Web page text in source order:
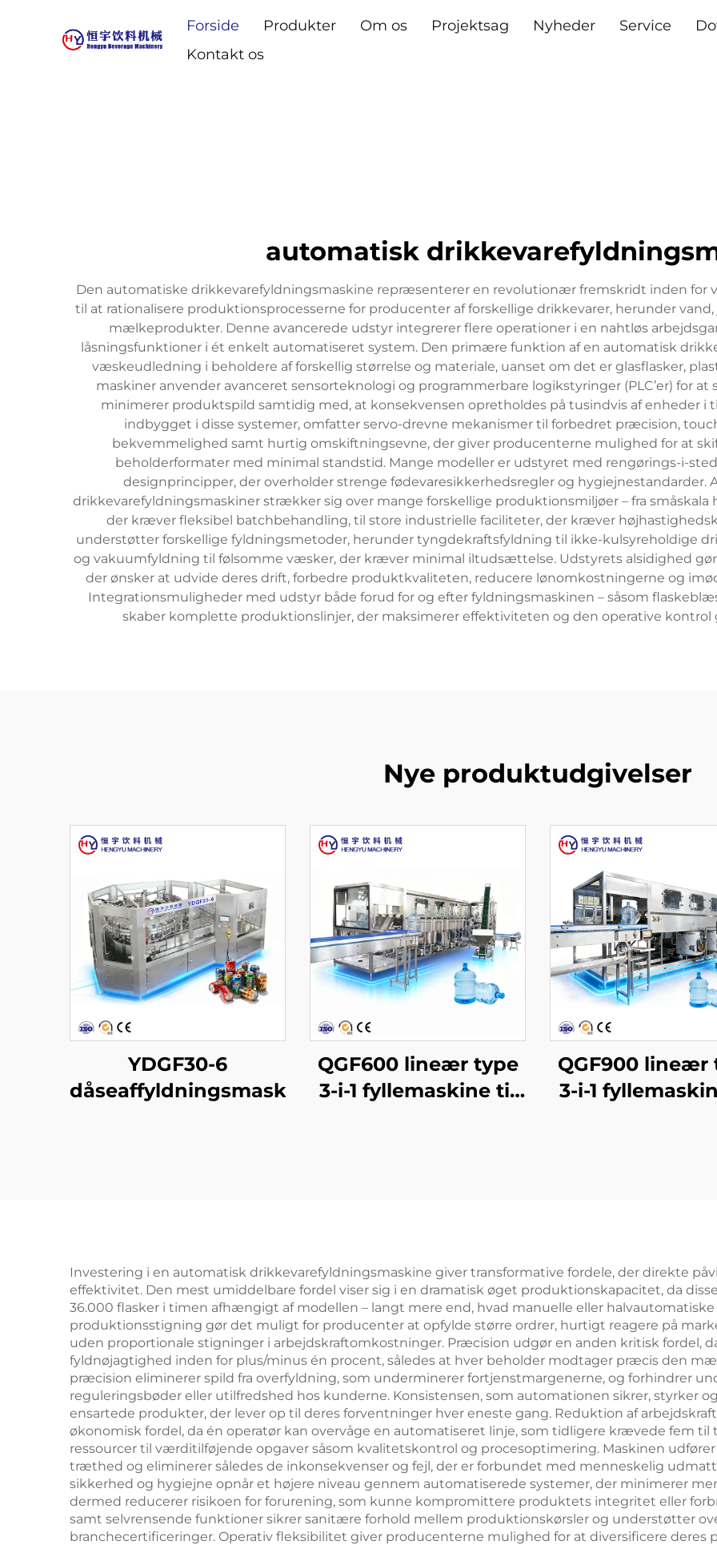
Forside Produkter Om os Projektsag Nyheder Service
Kontakt os
automatisk
Den automatiske drikkevarefyldningsmaskine repræsenterer en revolutionær fremskridt inden for
til at rationalisere produktionsprocesserne for producenter af forskellige drikkevarer, herunder
mælkeprodukter. Denne avancerede udstyr integrerer flere operationer i en nahtløs
låsningsfunktioner i ét enkelt automatiseret system. Den primære funktion af en automatisk
væskeudledning i beholdere af forskellig størrelse og materiale, uanset om det er glasflasker,
maskiner anvender avanceret sensorteknologi og programmerbare logikstyringer (PLC’er) for
minimerer produktspild samtidig med, at konsekvensen opretholdes på tusindvis af enheder i
indbygget i disse systemer, omfatter servo-drevne mekanismer til forbedret præcision,
bekvemmelighed samt hurtig omskiftningsevne, der giver producenterne mulighed for at
beholderformater med minimal standstid. Mange modeller er udstyret med rengørings-i-
designprincipper, der overholder strenge fødevaresikkerhedsregler og hygiejnestandarder.
drikkevarefyldningsmaskiner strækker sig over mange forskellige produktionsmiljøer – fra
der kræver fleksibel batchbehandling, til store industrielle faciliteter, der kræver
understøtter forskellige fyldningsmetoder, herunder tyngdekraftsfyldning til ikke-kulsyreholdige
og vakuumfyldning til følsomme væsker, der kræver minimal iltudsættelse. Udstyrets alsidighed
der ønsker at udvide deres drift, forbedre produktkvaliteten, reducere lønomkostningerne og
Integrationsmuligheder med udstyr både forud for og efter fyldningsmaskinen – såsom
skaber komplette produktionslinjer, der maksimerer effektiviteten og den operative kontrol
Nye produktudgivelser
YDGF30-6
dåseaffyldningsmaskine
QGF600 lineær type
3-i-1 fyllemaskine til
QGF900 lineær
3-i-1
Investering i en automatisk drikkevarefyldningsmaskine giver transformative fordele, der direkte
effektivitet. Den mest umiddelbare fordel viser sig i en dramatisk øget produktionskapacitet, da
36.000 flasker i timen afhængigt af modellen – langt mere end, hvad manuelle eller
produktionsstigning gør det muligt for producenter at opfylde større ordrer, hurtigt reagere på
uden proportionale stigninger i arbejdskraftomkostninger. Præcision udgør en anden kritisk fordel,
fyldnøjagtighed inden for plus/minus én procent, således at hver beholder modtager præcis den
præcision eliminerer spild fra overfyldning, som underminerer fortjenstmargenerne, og forhindrer
reguleringsbøder eller utilfredshed hos kunderne. Konsistensen, som automationen sikrer, styrker
ensartede produkter, der lever op til deres forventninger hver eneste gang. Reduktion af
økonomisk fordel, da én operatør kan overvåge en automatiseret linje, som tidligere krævede fem
ressourcer til værditilføjende opgaver såsom kvalitetskontrol og procesoptimering. Maskinen
træthed og eliminerer således de inkonsekvenser og fejl, der er forbundet med menneskelig
sikkerhed og hygiejne opnår et højere niveau gennem automatiserede systemer, der minimerer
dermed reducerer risikoen for forurening, som kunne kompromittere produktets integritet eller
samt selvrensende funktioner sikrer sanitære forhold mellem produktionskørsler og understøtter
branchecertificeringer. Operativ fleksibilitet giver producenterne mulighed for at diversificere deres